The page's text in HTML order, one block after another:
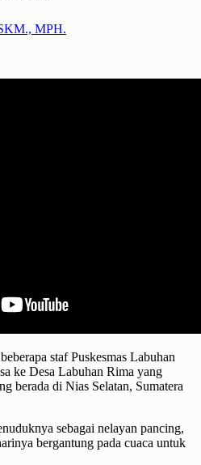
MPH.
staf Puskesmas Labuhan
ke Desa Labuhan Rima yang
berada di Nias Selatan, Sumatera
sebagai nelayan pancing,
bergantung pada cuaca untuk